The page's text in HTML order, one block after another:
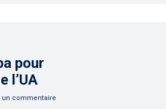
un nul blanc face au Sénégal
pour
l’UA
un commentaire